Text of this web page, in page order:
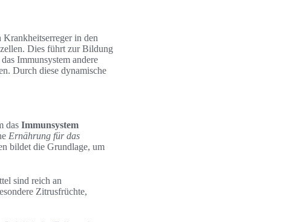
in den
Dies führt zur Bildung
Immunsystem andere
Durch diese dynamische
das Immunsystem
Ernährung für das
bildet die Grundlage, um
sind reich an
Zitrusfrüchte,